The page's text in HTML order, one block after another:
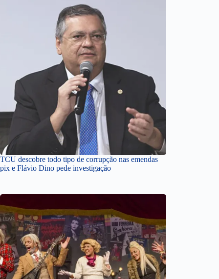
TCU descobre todo tipo de corrupção nas emendas
pix e Flávio Dino pede investigação